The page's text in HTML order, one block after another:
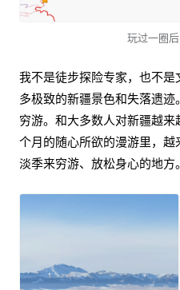
玩过一圈
我不是徒步探险专家，也不
多极致的新疆景色和失落遗
穷游。和大多数人对新疆越
个月的随心所欲的漫游里，
淡季来穷游、放松身心的地方